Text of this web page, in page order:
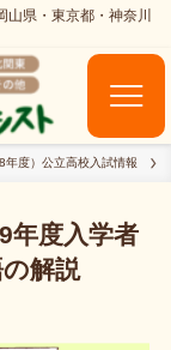
年度）公立高校入試情報
年度入学者
解説